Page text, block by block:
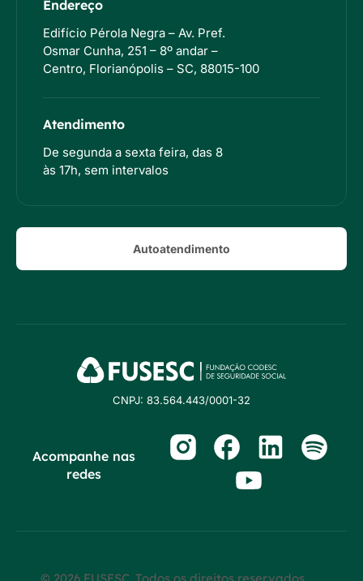
Endereço
Edifício Pérola Negra – Av. Pref.
Osmar Cunha, 251 – 8º andar –
Centro, Florianópolis – SC, 88015-100
Atendimento
De segunda a sexta feira, das 8
às 17h, sem intervalos
Autoatendimento
CNPJ: 83.564.443/0001-32
Acompanhe nas
redes